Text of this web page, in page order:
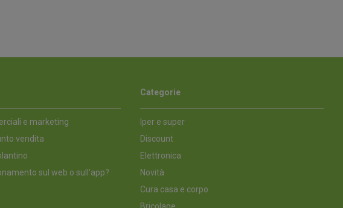
e marketing
vendita
sul web o sull'app?
Categorie
Iper e super
Discount
Elettronica
Novità
Cura casa e corpo